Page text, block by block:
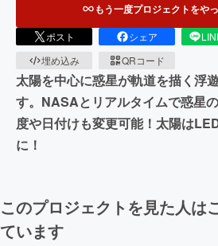
もう一度プロジェクトをや
ポスト シェア
埋め込み
QRコード
太陽を中心に惑星が軌道を描く浮
す。NASAとリアルタイムで惑星
度や日付けも変更可能！太陽は
に！
このプロジェクトを見た人は
ています